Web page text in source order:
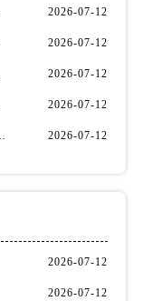
安徽省铜陵市铜官区石城大道万国售后服务中心（需提前预约）
2026-07-12
2026-07-12
2026-07-12
2026-07-12
7月最新专柜信息汇总） 2026-07-12
2026-07-12
2026-07-12